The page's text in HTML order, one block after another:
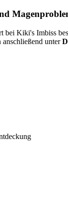
bei Kiki's Imbiss
anschließend unter